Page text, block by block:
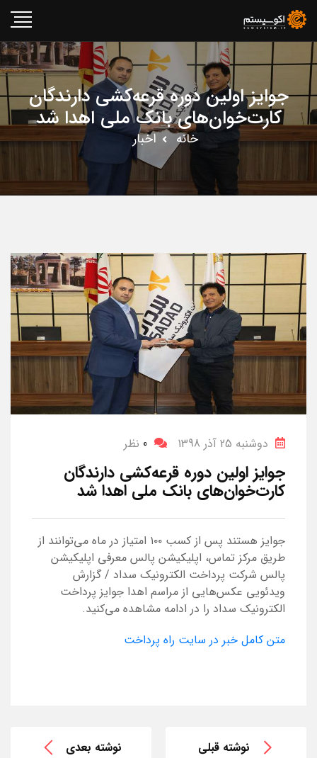
جوایز اولین دوره قرعه‌کشی دارندگان
کارت‌خوان‌های بانک ملی اهدا شد
خانه اخبار
دوشنبه 25 آذر 1398 0 نظر
جوایز اولین دوره قرعه‌کشی دارندگان
کارت‌خوان‌های بانک ملی اهدا شد
جوایز هستند پس از کسب ۱۰۰ امتیاز در ماه می‌توانند از
طریق مرکز تماس، اپلیکیشن پالس معرفی اپلیکیشن
پالس شرکت پرداخت الکترونیک سداد / گزارش
ویدئویی عکس‌هایی از مراسم اهدا جوایز پرداخت
الکترونیک سداد را در ادامه مشاهده می‌کنید.
متن کامل خبر در سایت راه پرداخت
نوشته قبلی نوشته بعدی